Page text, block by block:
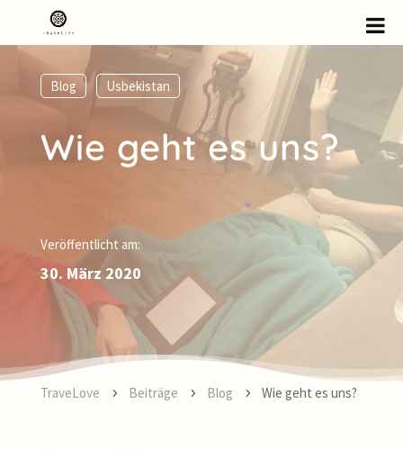
Blog Usbekistan
Wie geht es uns?
Veröffentlicht am:
30. März 2020
TraveLove 5 Beiträge 5 Blog 5 Wie geht es uns?